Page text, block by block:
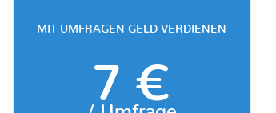
MIT UMFRAGEN GELD VERDIENEN
7 €
/ Umfrage